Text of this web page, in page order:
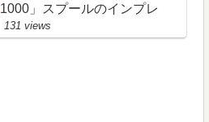
1000」スプールのインプレ
131 views